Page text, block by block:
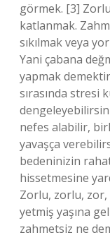
görmek. [3]
katlanmak.
sıkılmak veya
Yani çabana
yapmak
sırasında stresi
nefes alabilir,
yavaşça
bedeninizin
hissetmesine
Zorlu, zorlu,
yetmiş yaşına
zahmetsiz ne